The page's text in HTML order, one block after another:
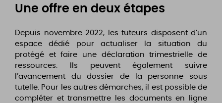
Une offre en deux étapes
Depuis novembre 2022, les tuteurs disposent d’un
espace dédié pour actualiser la situation du
protégé et faire une déclaration trimestrielle de
ressources. Ils peuvent également suivre
l’avancement du dossier de la personne sous
tutelle. Pour les autres démarches, il est possible de
compléter et transmettre les documents en ligne